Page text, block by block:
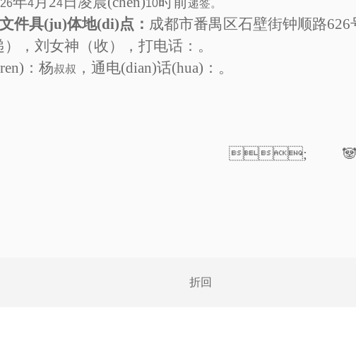
4 4 10
递签。
件具(ju)体地(di)点： 成都市番禺区石壁街钟顺路
，刘女神（收），打电话： 。
：杨叔叔 ，通电(dian)话(hua)：。
;
折回